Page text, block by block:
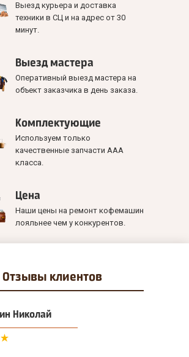
Выезд курьера и доставка
техники в СЦ и на адрес от 30
минут.
Выезд мастера
Оперативный выезд мастера на
объект заказчика в день заказа.
Комплектующие
Используем только
качественные запчасти ААА
класса.
Цена
Наши цены на ремонт кофемашин
лояльнее чем у конкурентов.
Отзывы клиентов
Николай